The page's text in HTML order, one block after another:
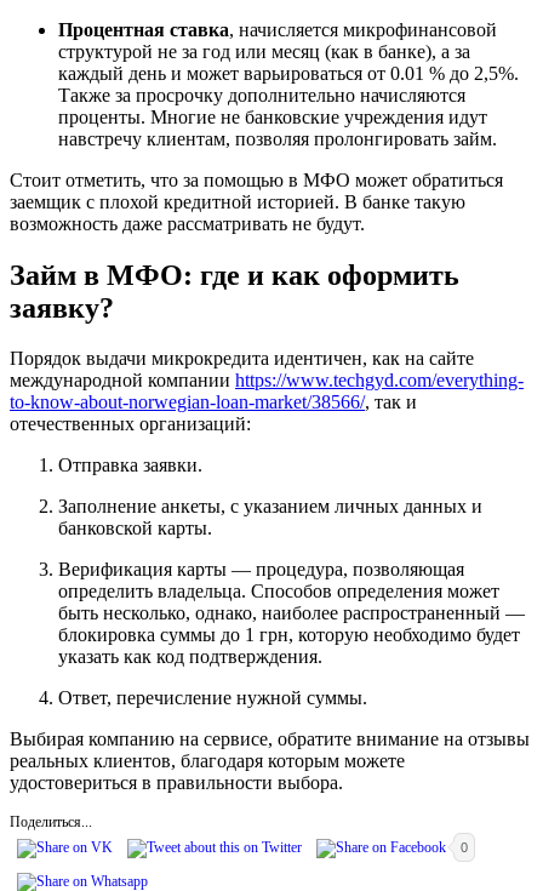
Процентная ставка, начисляется микрофинансовой
структурой не за год или месяц (как в банке), а за
каждый день и может варьироваться от 0.01 % до 2,5%.
Также за просрочку дополнительно начисляются
проценты. Многие не банковские учреждения идут
навстречу клиентам, позволяя пролонгировать займ.
Стоит отметить, что за помощью в МФО может обратиться
заемщик с плохой кредитной историей. В банке такую
возможность даже рассматривать не будут.
Займ в МФО: где и как оформить
заявку?
Порядок выдачи микрокредита идентичен, как на сайте
международной компании https://www.techgyd.com/everything-
to-know-about-norwegian-loan-market/38566/, так и
отечественных организаций:
Отправка заявки.
Заполнение анкеты, с указанием личных данных и
банковской карты.
Верификация карты — процедура, позволяющая
определить владельца. Способов определения может
быть несколько, однако, наиболее распространенный —
блокировка суммы до 1 грн, которую необходимо будет
указать как код подтверждения.
Ответ, перечисление нужной суммы.
Выбирая компанию на сервисе, обратите внимание на отзывы
реальных клиентов, благодаря которым можете
удостовериться в правильности выбора.
Поделиться...
0